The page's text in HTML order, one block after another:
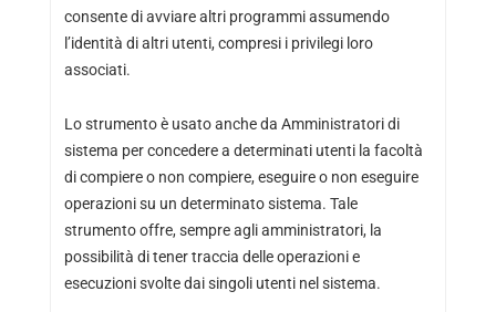
consente di avviare altri programmi assumendo
l’identità di altri utenti, compresi i privilegi loro
associati.
Lo strumento è usato anche da Amministratori di
sistema per concedere a determinati utenti la facoltà
di compiere o non compiere, eseguire o non eseguire
operazioni su un determinato sistema. Tale
strumento offre, sempre agli amministratori, la
possibilità di tener traccia delle operazioni e
esecuzioni svolte dai singoli utenti nel sistema.